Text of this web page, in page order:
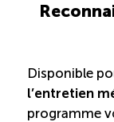
Disponible
l’entretien
programme